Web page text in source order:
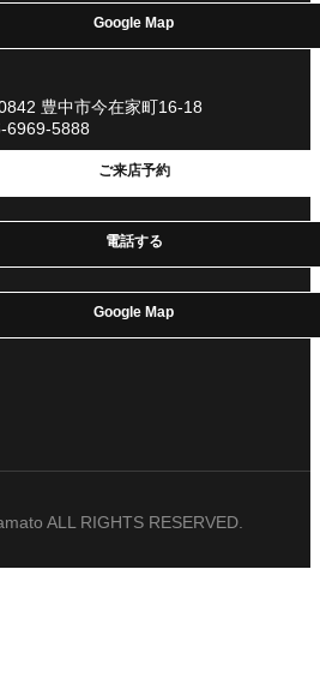
Google Map
豊中市今在家町16-18
6969-5888
ご来店予約
電話する
Google Map
ALL RIGHTS RESERVED.